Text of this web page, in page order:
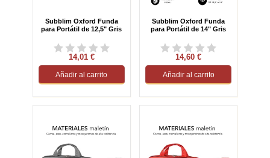
Subblim Oxford Funda
para Portátil de 12,5" Gris
14,01 €
Añadir al carrito
Subblim Oxford Funda
para Portátil de 14" Gris
14,60 €
Añadir al carrito